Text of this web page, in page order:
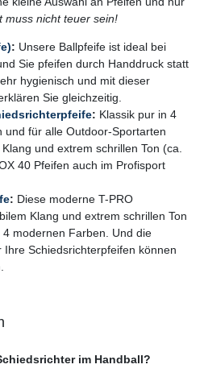
muss nicht teuer sein!
: Unsere Ballpfeife ist ideal bei
Sie pfeifen durch Handdruck statt
hygienisch und mit dieser
Sie gleichzeitig.
: Klassik pur in 4
und für alle Outdoor-Sportarten
und extrem schrillen Ton (ca.
40 Pfeifen auch im Profisport
: Diese moderne T-PRO
Klang und extrem schrillen Ton
modernen Farben. Und die
Ihre Schiedsrichterpfeifen können
im Handball?